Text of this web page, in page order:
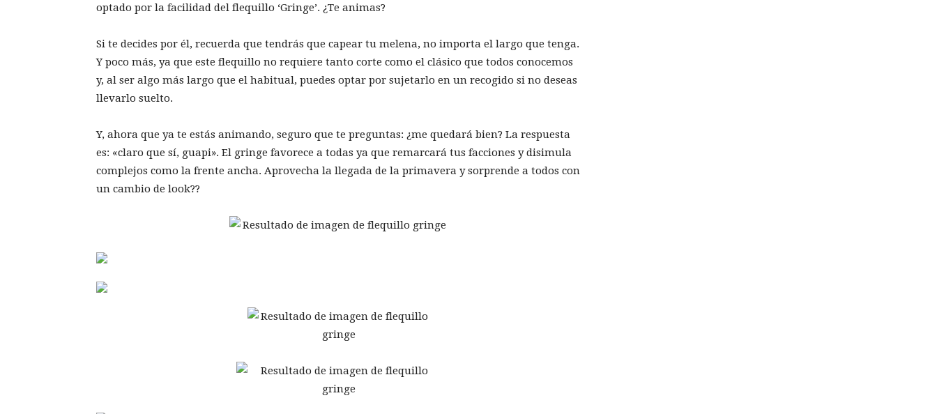
optado por la facilidad del flequillo ‘Gringe’. ¿Te animas?
Si te decides por él, recuerda que tendrás que capear tu melena, no importa el largo que tenga.
Y poco más, ya que este flequillo no requiere tanto corte como el clásico que todos conocemos
y, al ser algo más largo que el habitual, puedes optar por sujetarlo en un recogido si no deseas
llevarlo suelto.
Y, ahora que ya te estás animando, seguro que te preguntas: ¿me quedará bien? La respuesta
es: «claro que sí, guapi». El gringe favorece a todas ya que remarcará tus facciones y disimula
complejos como la frente ancha. Aprovecha la llegada de la primavera y sorprende a todos con
un cambio de look??